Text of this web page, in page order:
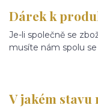
Dárek k
Je-li společně se
musíte nám spolu
V jakém stavu